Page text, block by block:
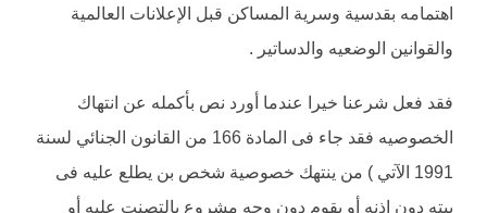
اهتمامه بقدسية وسرية المساكن قبل الإعلانات العالمية
والقوانين الوضعيه والدساتير .
فقد فعل شرعنا خيرا عندما أورد نص بأكمله عن انتهاك
الخصوصيه فقد جاء فى المادة 166 من القانون الجنائي لسنة
1991 الآتي ) من ينتهك خصوصية شخص بن يطلع عليه فى
بيته دون إذنه أو يقوم دون وجه مشروع بالتصنت عليه أو